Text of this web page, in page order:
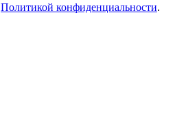
Политикой конфиденциальности.